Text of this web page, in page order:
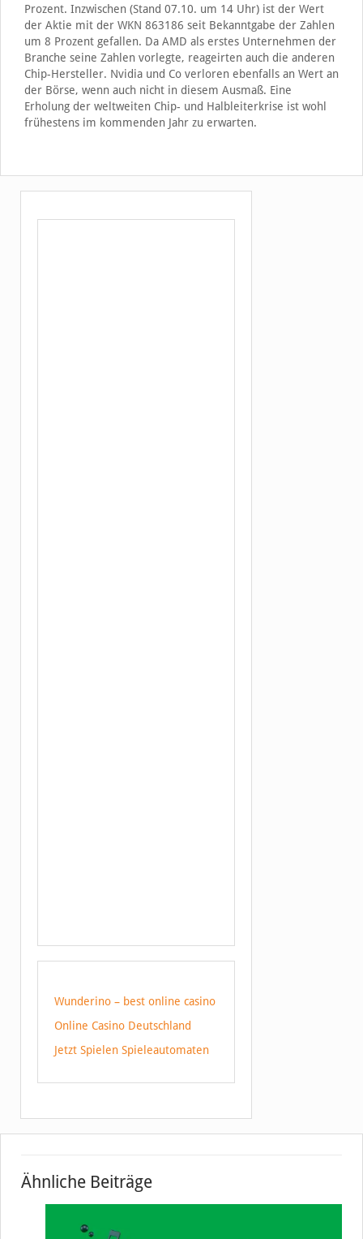
Prozent. Inzwischen (Stand 07.10. um 14 Uhr) ist der Wert
der Aktie mit der WKN 863186 seit Bekanntgabe der Zahlen
um 8 Prozent gefallen. Da AMD als erstes Unternehmen der
Branche seine Zahlen vorlegte, reageirten auch die anderen
Chip-Hersteller. Nvidia und Co verloren ebenfalls an Wert an
der Börse, wenn auch nicht in diesem Ausmaß. Eine
Erholung der weltweiten Chip- und Halbleiterkrise ist wohl
frühestens im kommenden Jahr zu erwarten.
Wunderino – best online casino
Online Casino Deutschland
Jetzt Spielen Spieleautomaten
Ähnliche Beiträge